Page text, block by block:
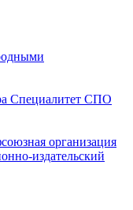
Специалитет СПО
организация
издательский